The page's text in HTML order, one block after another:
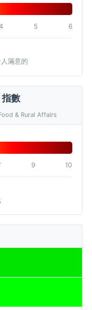
5 6
滿意的
數
& Rural Affairs
9 10